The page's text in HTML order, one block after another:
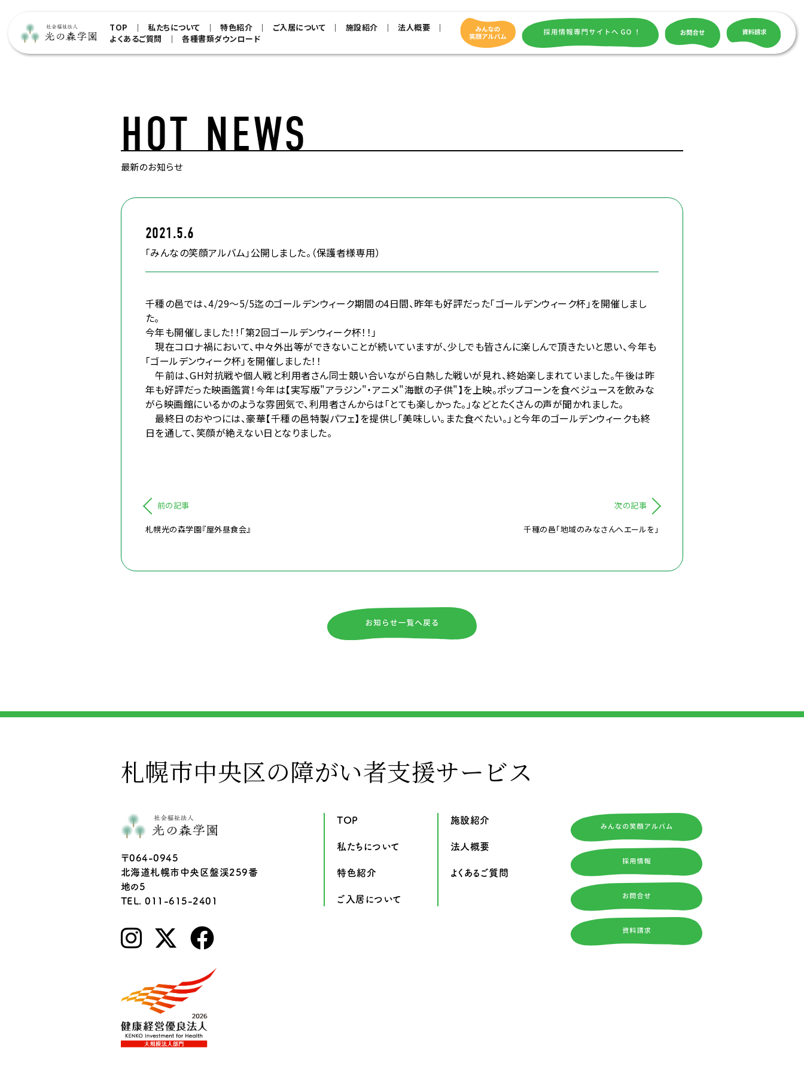
TOP 私たちについて 特色紹介 ご入居について 施設紹介
法人概要
よくあるご質問
各種書類ダウンロード
HOT NEWS
最新のお知らせ
2021.5.6
「みんなの笑顔アルバム」公開しました。（保護者様専用）
千種の邑では、4/29～5/5迄のゴールデンウィーク期間の4日間、昨年も好評だった「ゴールデンウィーク杯」を開催しまし
た。
今年も開催しました！！「第2回ゴールデンウィーク杯！！」
現在コロナ禍において、中々外出等ができないことが続いていますが、少しでも皆さんに楽しんで頂きたいと思い、今年も
「ゴールデンウィーク杯」を開催しました！！
午前は、GH対抗戦や個人戦と利用者さん同士競い合いながら白熱した戦いが見れ、終始楽しまれていました。午後は昨
年も好評だった映画鑑賞！今年は【実写版"アラジン"・アニメ"海獣の子供"】を上映。ポップコーンを食べジュースを飲みな
がら映画館にいるかのような雰囲気で、利用者さんからは「とても楽しかった。」などとたくさんの声が聞かれました。
最終日のおやつには、豪華【千種の邑特製パフェ】を提供し「美味しい。また食べたい。」と今年のゴールデンウィークも終
日を通して、笑顔が絶えない日となりました。
前の記事
札幌光の森学園『屋外昼食会』
次の記事
千種の邑「地域のみなさんへエールを」
札幌市中央区の障がい者支援サービス
〒064-0945
北海道札幌市中央区盤渓259番
地の5
TEL. 011-615-2401
TOP
私たちについて
特色紹介
ご入居について
施設紹介
法人概要
よくあるご質問